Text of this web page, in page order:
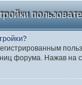
форума. Нажав на